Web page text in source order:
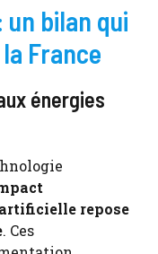
un bilan qui
France
énergies
repose
. Ces